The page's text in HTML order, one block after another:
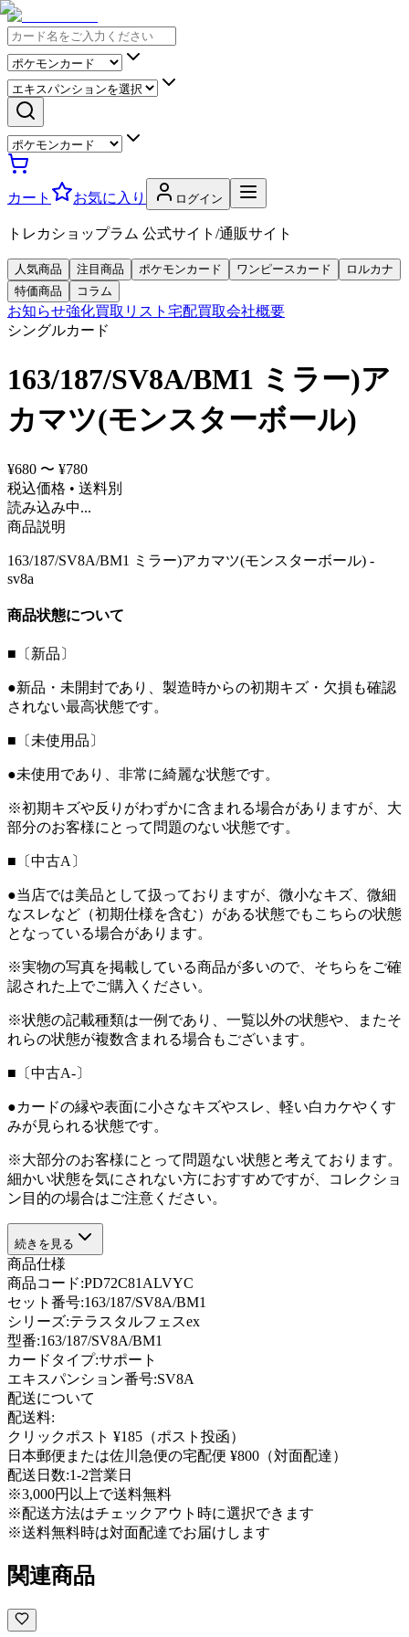
カート お気に入り ログイン
トレカショップラム 公式サイト/通販サイト
人気商品 注目商品 ポケモンカード ワンピースカード
ロルカナ
特価商品
コラム
お知らせ強化買取リスト 宅配買取会社概要
シングルカード
163/187/SV8A/BM1 ミラー)ア
カマツ(モンスターボール)
¥680 〜 ¥780
税込価格 • 送料別
読み込み中...
商品説明
163/187/SV8A/BM1 ミラー)アカマツ(モンスターボール) -
sv8a
商品状態について
■〔新品〕
●新品・未開封であり、製造時からの初期キズ・欠損も確認
されない最高状態です。
■〔未使用品〕
●未使用であり、非常に綺麗な状態です。
※初期キズや反りがわずかに含まれる場合がありますが、大
部分のお客様にとって問題のない状態です。
■〔中古A〕
●当店では美品として扱っておりますが、微小なキズ、微細
なスレなど（初期仕様を含む）がある状態でもこちらの状態
となっている場合があります。
※実物の写真を掲載している商品が多いので、そちらをご確
認された上でご購入ください。
※状態の記載種類は一例であり、一覧以外の状態や、またそ
れらの状態が複数含まれる場合もございます。
■〔中古A-〕
●カードの縁や表面に小さなキズやスレ、軽い白カケやくす
みが見られる状態です。
※大部分のお客様にとって問題ない状態と考えております。
細かい状態を気にされない方におすすめですが、コレクショ
ン目的の場合はご注意ください。
続きを見る
商品仕様
商品コード:PD72C81ALVYC
セット番号:163/187/SV8A/BM1
シリーズ:テラスタルフェスex
型番:163/187/SV8A/BM1
カードタイプ:サポート
エキスパンション番号:SV8A
配送について
配送料:
クリックポスト ¥185（ポスト投函）
日本郵便または佐川急便の宅配便 ¥800（対面配達）
配送日数:1-2営業日
※3,000円以上で送料無料
※配送方法はチェックアウト時に選択できます
※送料無料時は対面配達でお届けします
関連商品